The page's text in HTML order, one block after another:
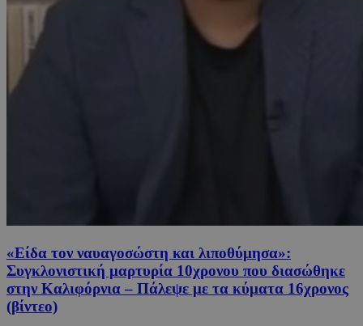
«Είδα τον ναυαγοσώστη και λιποθύμησα»:
Συγκλονιστική μαρτυρία 10χρονου που διασώθηκε
στην Καλιφόρνια – Πάλεψε με τα κύματα 16χρονος
(βίντεο)